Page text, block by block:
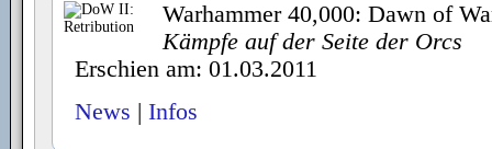
Warhammer 40,000: Dawn of
Kämpfe auf der Seite der Orcs
Erschien am: 01.03.2011
News | Infos